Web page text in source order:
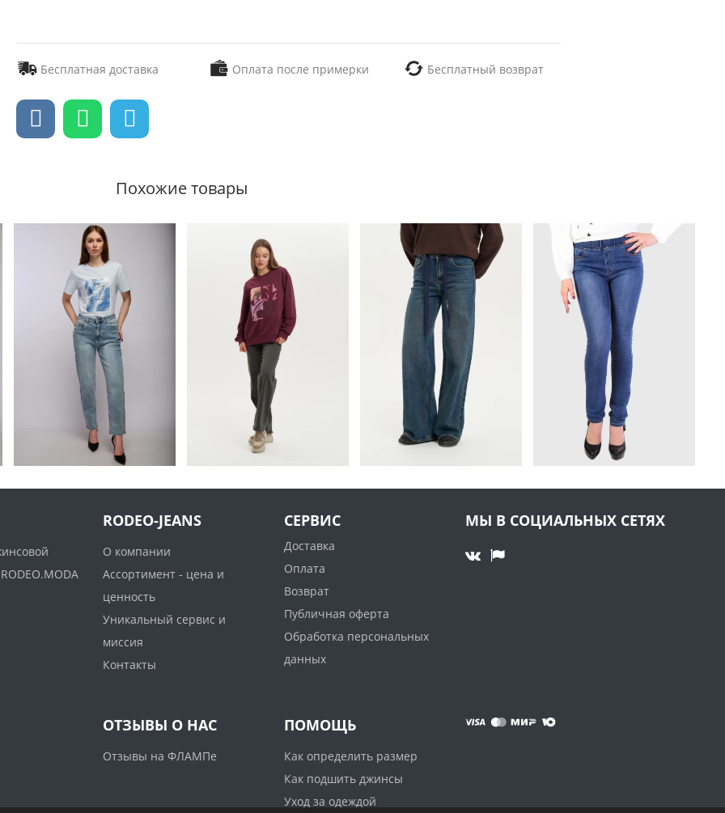
Бесплатная доставка Оплата после примерки Бесплатный возврат
Похожие товары
RODEO-JEANS
О компании
Ассортимент - цена и
ценность
Уникальный сервис и
миссия
Контакты
СЕРВИС
Доставка
Оплата
Возврат
Публичная оферта
Обработка персональных
данных
МЫ В СОЦИАЛЬНЫХ СЕТЯХ
ОТЗЫВЫ О НАС
Отзывы на ФЛАМПе
ПОМОЩЬ
Как определить размер
Как подшить джинсы
Уход за одеждой